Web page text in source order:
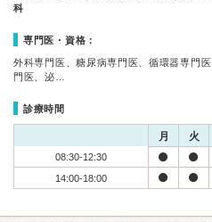
科
専門医・資格：
外科専門医、糖尿病専門医、循環器専門
門医、泌…
診療時間
月 火
08:30-12:30
14:00-18:00